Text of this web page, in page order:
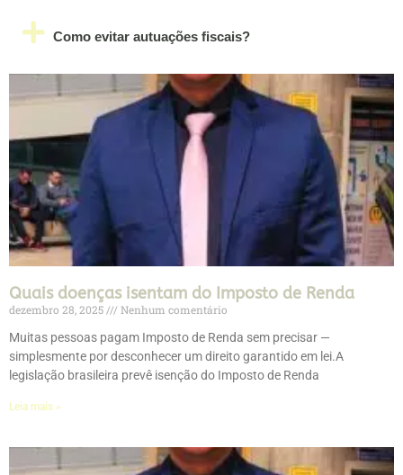
Como evitar autuações fiscais?
Quais doenças isentam do Imposto de Renda
dezembro 28, 2025
Nenhum comentário
Muitas pessoas pagam Imposto de Renda sem precisar —
simplesmente por desconhecer um direito garantido em lei.A
legislação brasileira prevê isenção do Imposto de Renda
Leia mais »